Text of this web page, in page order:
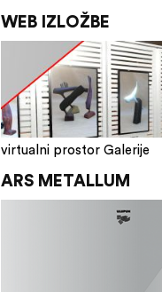
WEB IZLOŽBE
virtualni prostor Galerije
ARS METALLUM